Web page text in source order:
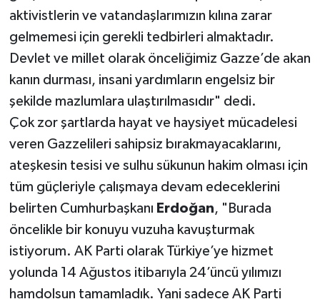
aktivistlerin ve vatandaşlarımızın kılına zarar
gelmemesi için gerekli tedbirleri almaktadır.
Devlet ve millet olarak önceliğimiz Gazze’de akan
kanın durması, insani yardımların engelsiz bir
şekilde mazlumlara ulaştırılmasıdır" dedi.
Çok zor şartlarda hayat ve haysiyet mücadelesi
veren Gazzelileri sahipsiz bırakmayacaklarını,
ateşkesin tesisi ve sulhu sükunun hakim olması için
tüm güçleriyle çalışmaya devam edeceklerini
belirten Cumhurbaşkanı Erdoğan, "Burada
öncelikle bir konuyu vuzuha kavuşturmak
istiyorum. AK Parti olarak Türkiye’ye hizmet
yolunda 14 Ağustos itibarıyla 24’üncü yılımızı
hamdolsun tamamladık. Yani sadece AK Parti